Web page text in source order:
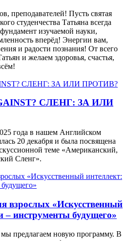
преподавателей! Пусть святая
студенчества Татьяна всегда
изучаемой науки,
вперёд! Энергии вам,
и радости познания! От всего
и желаем здоровья, счастья,
СЛЕНГ: ЗА ИЛИ
года в нашем Английском
20 декабря и была посвящена
теме «Американский,
Сленг».
взрослых «Искусственный
– инструменты будущего»
предлагаем новую программу. В